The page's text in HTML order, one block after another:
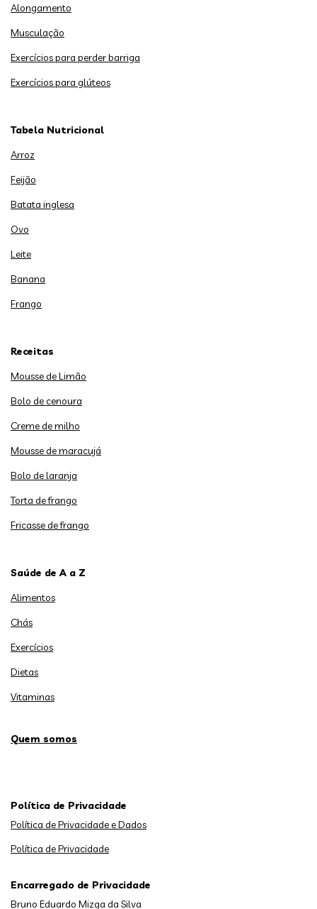
Alongamento
Musculação
Exercícios para perder barriga
Exercícios para glúteos
Tabela Nutricional
Arroz
Feijão
Batata inglesa
Ovo
Leite
Banana
Frango
Receitas
Mousse de Limão
Bolo de cenoura
Creme de milho
Mousse de maracujá
Bolo de laranja
Torta de frango
Fricasse de frango
Saúde de A a Z
Alimentos
Chás
Exercícios
Dietas
Vitaminas
Quem somos
Política de Privacidade
Política de Privacidade e Dados
Política de Privacidade
Encarregado de Privacidade
Bruno Eduardo Mizga da Silva